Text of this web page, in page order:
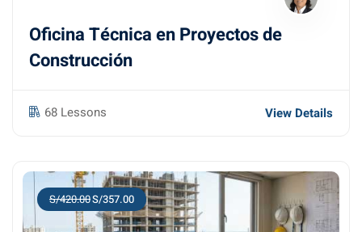
Oficina Técnica en Proyectos de
Construcción
68 Lessons View Details
S/420.00S/357.00